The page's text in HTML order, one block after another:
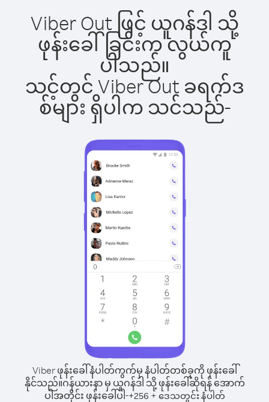
Viber Out ဖြင့် ယူဂန်ဒါ သို့
ဖုန်းခေါ်ခြင်းက လွယ်ကူ
ပါသည်။
သင့်တွင် Viber Out ခရက်ဒ
စ်များ ရှိပါက သင်သည်-
Viber ဖုန်းခေါ်နံပါတ်ကွက်မှ နံပါတ်တစ်ခုကို ဖုန်းခေါ်
နိုင်သည်။ဂန်ယားနာ မှ ယူဂန်ဒါ သို့ ဖုန်းခေါ်ဆိုရန် အောက်
ပါအတိုင်း ဖုန်းခေါ်ပါ-+256 + ဒေသတွင်း နံပါတ်